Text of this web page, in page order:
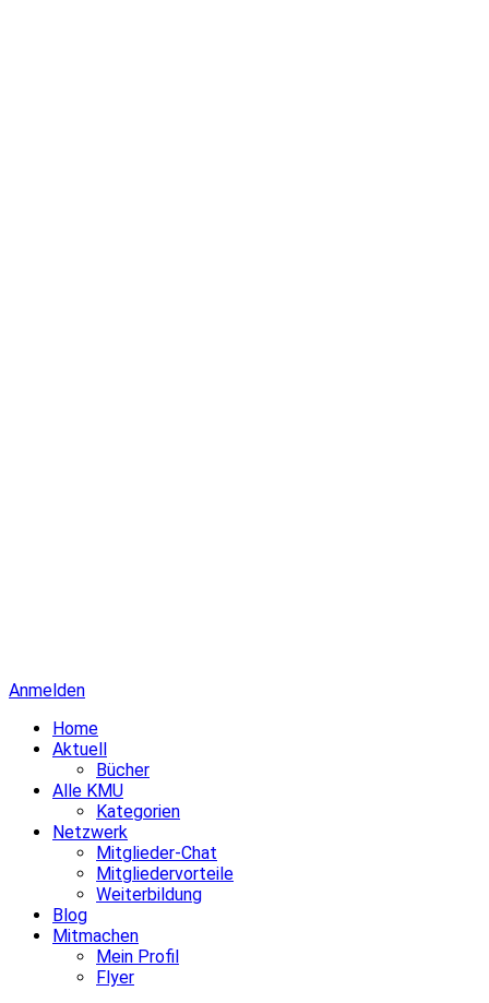
Anmelden
Home
Aktuell
Bücher
Alle KMU
Kategorien
Netzwerk
Mitglieder-Chat
Mitgliedervorteile
Weiterbildung
Blog
Mitmachen
Mein Profil
Flyer